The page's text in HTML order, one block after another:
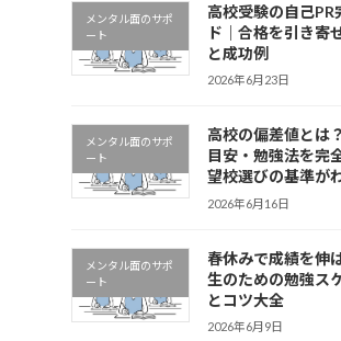
メンタル面のサポ
ート
高校受験の自己PR
ド｜合格を引き寄
と成功例
2026年6月23日
メンタル面のサポ
ート
高校の偏差値とは
目安・勉強法を完
望校選びの基準が
2026年6月16日
メンタル面のサポ
ート
春休みで成績を伸
生のための勉強ス
とコツ大全
2026年6月9日